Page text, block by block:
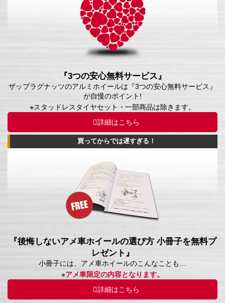
『3つの安心無料サービス』
ザップラグナッツのアルミホイールは『3つの安心無料サービス』
が自慢のポイント!
※スタッドレスタイヤセット・一部商品は除きます。
詳細はこちら
買ってからでは遅すぎる！
『後悔しないアメ車ホイールの選び方 小冊子を無料プ
レゼント』
小冊子には、アメ車ホイールのこんなことも…
※アメ車限定の内容となります。
詳細はこちら